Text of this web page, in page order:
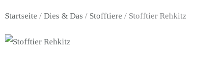
Startseite / Dies & Das / Stofftiere / Stofftier Rehkitz